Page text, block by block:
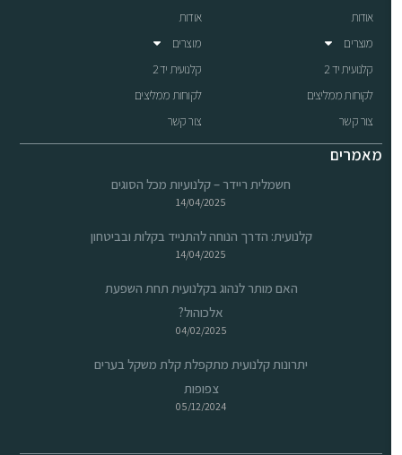
אודות
מוצרים
קלנועית יד 2
לקוחות ממליצים
צור קשר
אודות
מוצרים
קלנועית יד 2
לקוחות ממליצים
צור קשר
מאמרים
חשמלית ריידר – קלנועיות מכל הסוגים
14/04/2025
קלנועית: הדרך הנוחה להתנייד בקלות ובביטחון
14/04/2025
האם מותר לנהוג בקלנועית תחת השפעת
אלכוהול?
04/02/2025
יתרונות קלנועית מתקפלת קלת משקל בערים
צפופות
05/12/2024